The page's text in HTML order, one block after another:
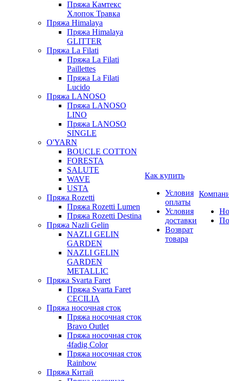
Пряжа Камтекс
Хлопок Травка
Пряжа Himalaya
Пряжа Himalaya
GLITTER
Пряжа La Filati
Пряжа La Filati
Paillettes
Пряжа La Filati
Lucido
Пряжа LANOSO
Пряжа LANOSO
LINO
Пряжа LANOSO
SINGLE
O'YARN
BOUCLE COTTON
FORESTA
SALUTE
WAVE
USTA
Пряжа Rozetti
Пряжа Rozetti Lumen
Пряжа Rozetti Destina
Пряжа Nazli Gelin
NAZLI GELIN
GARDEN
NAZLI GELIN
GARDEN
METALLIC
Пряжа Svarta Faret
Пряжа Svarta Faret
CECILIA
Пряжа носочная сток
Пряжа носочная сток
Bravo Outlet
Пряжа носочная сток
4fadig Color
Пряжа носочная сток
Rainbow
Пряжа Китай
Как купить
Условия
оплаты
Условия
доставки
Возврат
товара